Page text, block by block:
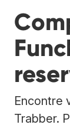
Encontre
Trabber.